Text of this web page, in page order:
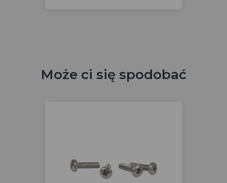
Może ci się spodobać